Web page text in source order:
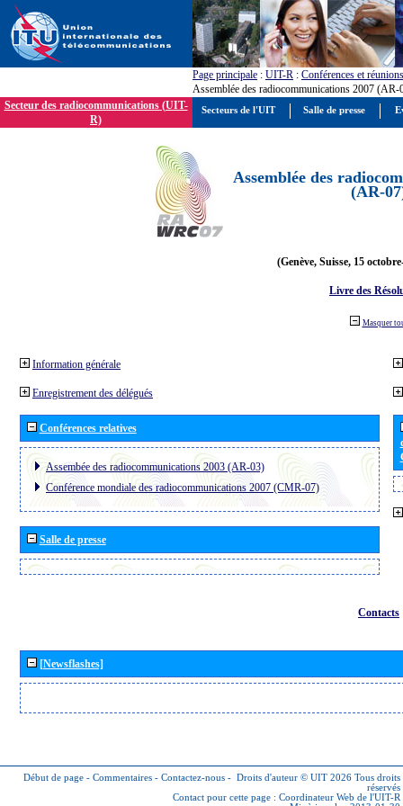
Page principale : UIT-R : Conférences et réunions
Assemblée des radiocommunications 2007 (AR-
Secteur des radiocommunications (UIT-
R)
Assemblée des
(AR-
(Genève, Suisse, 15
Livre des
Masquer
Information générale
Enregistrement des délégués
Conférences relatives
Assembée des radiocommunications 2003 (AR-03)
Conférence mondiale des radiocommunications 2007 (CMR-07)
Salle de presse
Contacts
[Newsflashes]
Début de page - Commentaires - Contactez-nous - Droits d'auteur © UIT 2026 Tous droits
réservés
Contact pour cette page : Coordinateur Web de l'UIT-R
Secteurs de l'UIT Salle de presse